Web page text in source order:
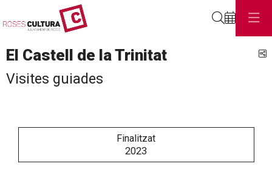
El Castell de la Trinitat
Visites guiades
Finalitzat
2023